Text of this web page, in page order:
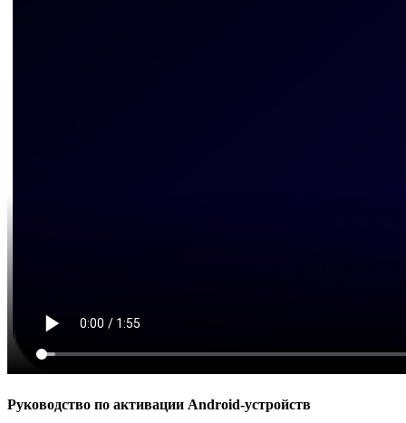
Руководство по активации Android-устройств